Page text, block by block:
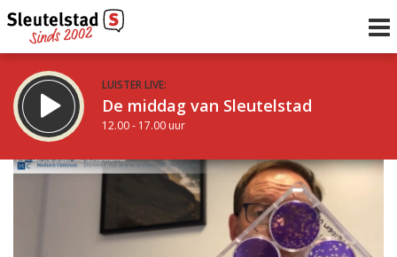
LUISTER LIVE:
De middag van Sleutelstad
12.00 - 17.00 uur
STRAKS:
Sleutelstad 30
uur 1 van 0 Volgend uur